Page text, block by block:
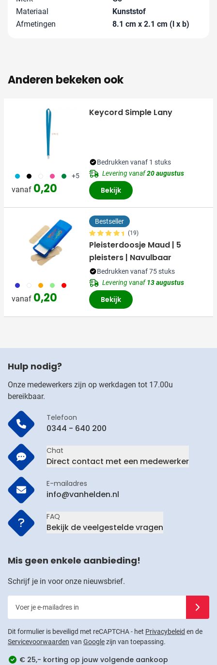
Materiaal
Kunststof
Afmetingen
8.1 cm x 2.1 cm (l x b)
Anderen bekeken ook
033 001 002 046 004 +5
vanaf 0,20
Keycord Simple Lany
Bedrukken vanaf 1 stuks
Levering vanaf20 augustus
Bekijk
023 002 007 029 008
vanaf 0,20
Bestseller
(19)
Pleisterdoosje Maud | 5
pleisters | Navulbaar
Bedrukken vanaf 75 stuks
Levering vanaf13 augustus
Bekijk
Hulp nodig?
Onze medewerkers zijn op werkdagen tot 17.00u
bereikbaar.
Telefoon
0344 - 640 200
Chat
Direct contact met een medewerker
E-mailadres
info@vanhelden.nl
FAQ
Bekijk de veelgestelde vragen
Mis geen enkele aanbieding!
Schrijf je in voor onze nieuwsbrief.
Dit formulier is beveiligd met reCAPTCHA - het Privacybeleid en de
Servicevoorwaarden van Googlezijn van toepassing.
€ 25,- korting op jouw volgende aankoop